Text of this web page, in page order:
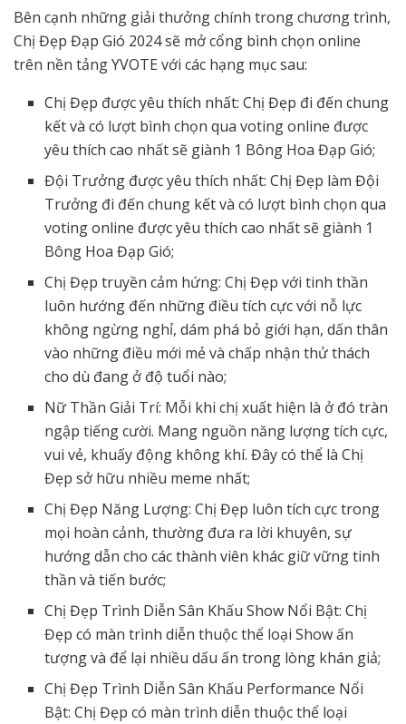
Bên cạnh những giải thưởng chính trong chương trình,
Chị Đẹp Đạp Gió 2024 sẽ mở cổng bình chọn online
trên nền tảng YVOTE với các hạng mục sau:
Chị Đẹp được yêu thích nhất: Chị Đẹp đi đến chung
kết và có lượt bình chọn qua voting online được
yêu thích cao nhất sẽ giành 1 Bông Hoa Đạp Gió;
Đội Trưởng được yêu thích nhất: Chị Đẹp làm Đội
Trưởng đi đến chung kết và có lượt bình chọn qua
voting online được yêu thích cao nhất sẽ giành 1
Bông Hoa Đạp Gió;
Chị Đẹp truyền cảm hứng: Chị Đẹp với tinh thần
luôn hướng đến những điều tích cực với nỗ lực
không ngừng nghỉ, dám phá bỏ giới hạn, dấn thân
vào những điều mới mẻ và chấp nhận thử thách
cho dù đang ở độ tuổi nào;
Nữ Thần Giải Trí: Mỗi khi chị xuất hiện là ở đó tràn
ngập tiếng cười. Mang nguồn năng lượng tích cực,
vui vẻ, khuấy động không khí. Đây có thể là Chị
Đẹp sở hữu nhiều meme nhất;
Chị Đẹp Năng Lượng: Chị Đẹp luôn tích cực trong
mọi hoàn cảnh, thường đưa ra lời khuyên, sự
hướng dẫn cho các thành viên khác giữ vững tinh
thần và tiến bước;
Chị Đẹp Trình Diễn Sân Khấu Show Nổi Bật: Chị
Đẹp có màn trình diễn thuộc thể loại Show ấn
tượng và để lại nhiều dấu ấn trong lòng khán giả;
Chị Đẹp Trình Diễn Sân Khấu Performance Nổi
Bật: Chị Đẹp có màn trình diễn thuộc thể loại